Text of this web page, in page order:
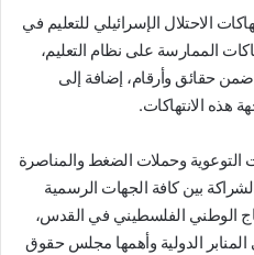
الاحتلال الإسرائيلي للتعليم في
الممارسة على نظام التعليم،
حقائق وأرقام، إضافة إلى
هذه الانتهاكات.
وحملات الضغط والمناصرة
بين كافة الجهات الرسمية
الوطني الفلسطيني في القدس،
الدولية وأهمها مجلس حقوق